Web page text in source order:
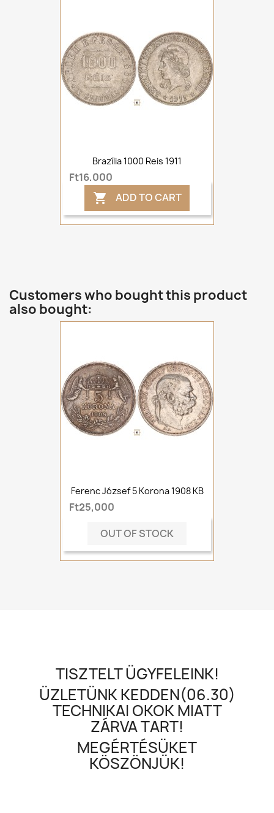
Brazília 1000 Reis 1911
Ft16,000
 ADD TO CART
Customers who bought this product
also bought:
Ferenc József 5 Korona 1908 KB
Ft25,000
OUT OF STOCK
TISZTELT ÜGYFELEINK!
ÜZLETÜNK KEDDEN(06.30)
TECHNIKAI OKOK MIATT
ZÁRVA TART!
MEGÉRTÉSÜKET
KÖSZÖNJÜK!